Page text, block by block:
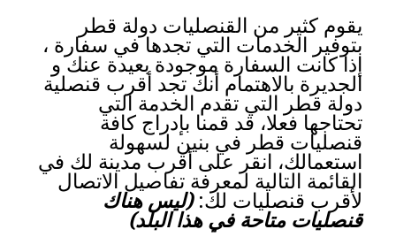
يقوم كثير من القنصليات دولة قطر
بتوفير الخدمات التي تجدها في سفارة ،
إذا كانت السفارة موجودة بعيدة عنك و
الجديرة بالاهتمام أنك تجد أقرب قنصلية
دولة قطر التي تقدم الخدمة التي
تحتاجها فعلا، قد قمنا بإدراج كافة
قنصليات قطر في بنين لسهولة
استعمالك، انقر على أقرب مدينة لك في
القائمة التالية لمعرفة تفاصيل الاتصال
لأقرب قنصليات لك:(ليس هناك
قنصليات متاحة في هذا البلد)